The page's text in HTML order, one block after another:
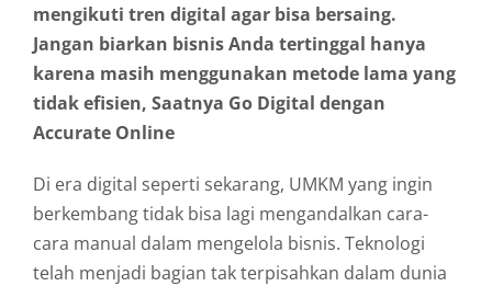
mengikuti tren digital agar bisa bersaing.
Jangan biarkan bisnis Anda tertinggal hanya
karena masih menggunakan metode lama yang
tidak efisien, Saatnya Go Digital dengan
Accurate Online
Di era digital seperti sekarang, UMKM yang ingin
berkembang tidak bisa lagi mengandalkan cara-
cara manual dalam mengelola bisnis. Teknologi
telah menjadi bagian tak terpisahkan dalam dunia